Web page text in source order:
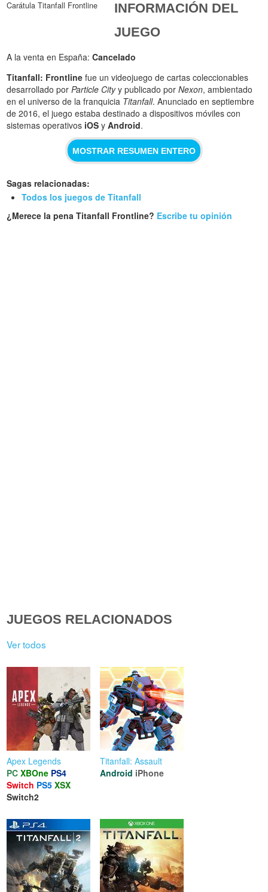
Carátula Titanfall Frontline
INFORMACIÓN DEL
JUEGO
A la venta en España:Cancelado
Titanfall: Frontline fue un videojuego de cartas coleccionables
desarrollado porParticle Cityy publicado porNexon, ambientado
en el universo de la franquicia Titanfall. Anunciado en septiembre
de 2016, el juego estaba destinado a dispositivos móviles con
sistemas operativos iOS yAndroid.
MOSTRAR RESUMEN ENTERO
Sagas relacionadas:
Todos los juegos de Titanfall
¿Merece la pena Titanfall Frontline? Escribe tu opinión
JUEGOS RELACIONADOS
Ver todos
Apex Legends
PC XBOne PS4
Switch PS5 XSX
Switch2
Titanfall: Assault
Android iPhone